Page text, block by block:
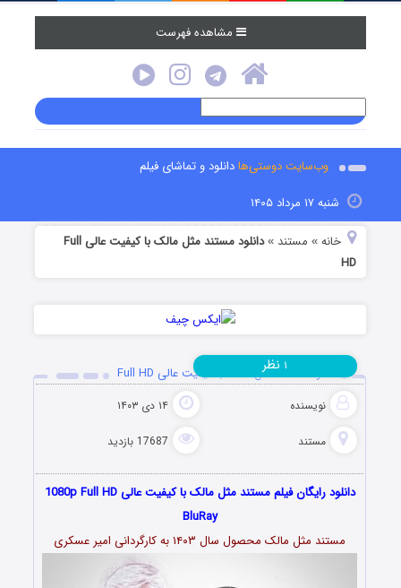
مشاهده فهرست
وب‌سایت دوستی‌هادانلود و تماشای فیلم
شنبه ۱۷ مرداد ۱۴۰۵
خانه » مستند »
دانلود مستند مثل مالک با کیفیت عالی Full
HD
دانلود مستند مثل مالک با کیفیت عالی Full HD
نویسنده ۱۴ دی ۱۴۰۳
مستند 17687 بازدید
۱ نظر
دانلود رایگان فیلم مستند مثل مالک با کیفیت عالی 1080p Full HD
BluRay
مستند مثل مالک محصول سال ۱۴۰۳ به کارگردانی امیر عسکری